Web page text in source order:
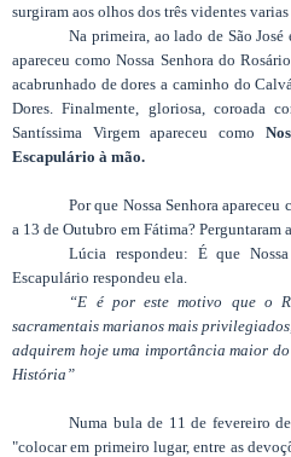
surgiram aos olhos dos três videntes varias
Na primeira, ao lado de São
apareceu como Nossa Senhora do
acabrunhado de dores a caminho do
Dores. Finalmente, gloriosa, coroada
Santíssima Virgem apareceu como
Escapulário à mão.
Por que Nossa Senhora
a 13 de Outubro em Fátima? Perguntaram
Lúcia respondeu: É que
Escapulário respondeu ela.
“E é por este motivo que o
sacramentais marianos mais
adquirem hoje uma importância maior do
História”
Numa bula de 11 de fevereiro
"colocar em primeiro lugar, entre as